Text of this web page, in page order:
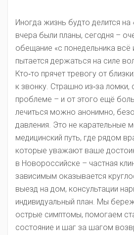
Иногда жизнь будто делится на
вчера были планы, сегодня –
обещание «с понедельника всё
пытается держаться на силе
Кто‑то прячет тревогу от
к звонку. Страшно из‑за ломки,
проблеме – и от этого ещё
лечиться можно анонимно,
давления. Это не карательные
медицинский путь, где рядом
которые уважают ваше
в Новороссийске – частная
зависимым оказывается
выезд на дом, консультации
индивидуальный план. Мы
острые симптомы, помогаем
состояние и шаг за шагом